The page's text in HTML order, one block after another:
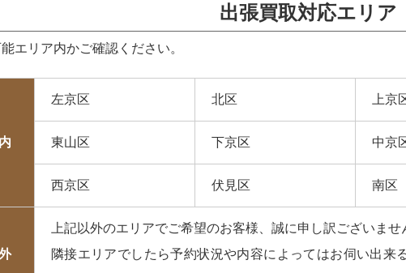
出張買取対応エリア
エリア内かご確認ください。
左京区 北区 上京
東山区 下京区 中京
西京区 伏見区 南区
上記以外のエリアでご希望のお客様、誠に申し訳ございませ
隣接エリアでしたら予約状況や内容によってはお伺い出来